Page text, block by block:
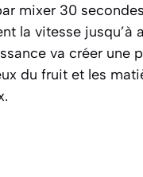
mixer 30
la vitesse
va créer une
du fruit et les
.